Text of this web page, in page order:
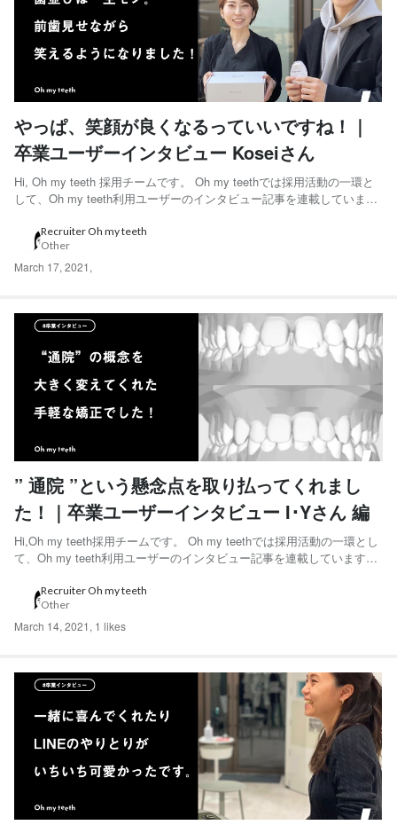
やっぱ、笑顔が良くなるっていいですね！｜
卒業ユーザーインタビュー Koseiさん
Hi, Oh my teeth 採用チームです。 Oh my teethでは採用活動の一環と
して、Oh my teeth利用ユーザーのインタビュー記事を連載していま
す。」と語ってくれたKoseiさんにインタビューをしました。 ◆Kosei
さん 20代前...
Recruiter Oh my teeth
Other
March 17, 2021 ,
” 通院 ”という懸念点を取り払ってくれまし
た！｜卒業ユーザーインタビュー I･Yさん 編
Hi,Oh my teeth採用チームです。 Oh my teethでは採用活動の一環とし
て、Oh my teeth利用ユーザーのインタビュー記事を連載しています。
にインタビューをしました。 ◆I･Tさん サウンドクリエイター。高校生
の頃から...
Recruiter Oh my teeth
Other
March 14, 2021 , 1 likes